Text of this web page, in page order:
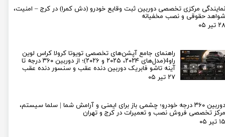
نمایندگی مرکزی تخصصی دوربین ثبت وقایع خودرو (دش کمرا) در کرج – امنیت،
شواهد حقوقی و نصب مخفیانه
۲۸ تیر ۰۵
راهنمای جامع آپشن‌های تخصصی تویوتا کرولا کراس لوین
راو4(مدل‌های ۲۰۲۴، ۲۰۲۵ و ۲۰۲۶)؛ از دوربین ۳۶۰ درجه تا
آینه تاشو فابریک دوربین دنده عقب و سنسور دنده عقب
۲۷ تیر ۰۵
دوربین ۳۶۰ درجه خودرو؛ چشمی باز برای ایمنی و آرامش شما | سلما سیستم،
مرکز تخصصی فروش نصب و تعمیرات در کرج و تهران
۱۵ تیر ۰۵